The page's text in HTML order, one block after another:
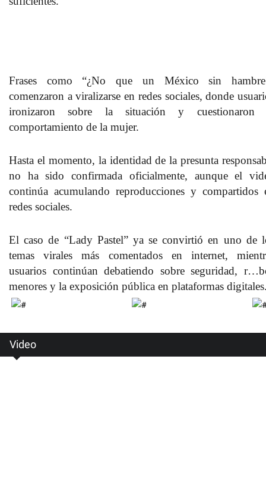
Frases como “¿No que un México sin
comenzaron a viralizarse en redes sociales, donde
ironizaron sobre la situación y cuestionaron
comportamiento de la mujer.
Hasta el momento, la identidad de la presunta
no ha sido confirmada oficialmente, aunque el
continúa acumulando reproducciones y compartidos
redes sociales.
El caso de “Lady Pastel” ya se convirtió en uno de
temas virales más comentados en internet,
usuarios continúan debatiendo sobre seguridad,
menores y la exposición pública en plataformas
Video